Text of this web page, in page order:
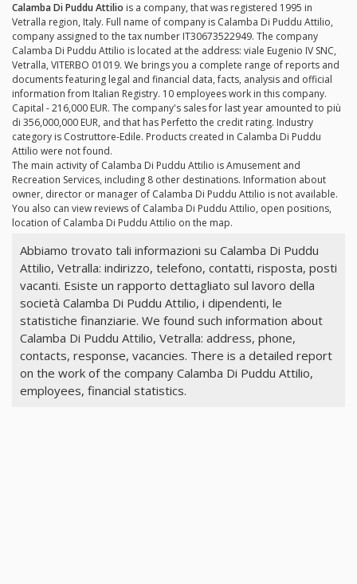
Calamba Di Puddu Attilio is a company, that was registered 1995 in
Vetralla region, Italy. Full name of company is Calamba Di Puddu Attilio,
company assigned to the tax number IT30673522949. The company
Calamba Di Puddu Attilio is located at the address: viale Eugenio IV SNC,
Vetralla, VITERBO 01019. We brings you a complete range of reports and
documents featuring legal and financial data, facts, analysis and official
information from Italian Registry. 10 employees work in this company.
Capital - 216,000 EUR. The company's sales for last year amounted to più
di 356,000,000 EUR, and that has Perfetto the credit rating. Industry
category is Costruttore-Edile. Products created in Calamba Di Puddu
Attilio were not found.
The main activity of Calamba Di Puddu Attilio is Amusement and
Recreation Services, including 8 other destinations. Information about
owner, director or manager of Calamba Di Puddu Attilio is not available.
You also can view reviews of Calamba Di Puddu Attilio, open positions,
location of Calamba Di Puddu Attilio on the map.
Abbiamo trovato tali informazioni su Calamba Di Puddu
Attilio, Vetralla: indirizzo, telefono, contatti, risposta, posti
vacanti. Esiste un rapporto dettagliato sul lavoro della
società Calamba Di Puddu Attilio, i dipendenti, le
statistiche finanziarie. We found such information about
Calamba Di Puddu Attilio, Vetralla: address, phone,
contacts, response, vacancies. There is a detailed report
on the work of the company Calamba Di Puddu Attilio,
employees, financial statistics.